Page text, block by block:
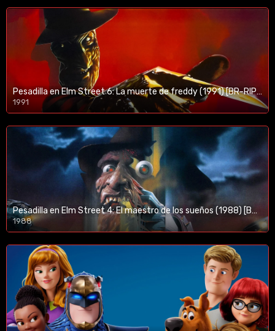
Pesadilla en Elm Street 6: La muerte de freddy (1991) [BR-RIP] [HD-1080p]
1991
Pesadilla en Elm Street 4: El maestro de los sueños (1988) [BR-RIP] [HD-1080p]
1988